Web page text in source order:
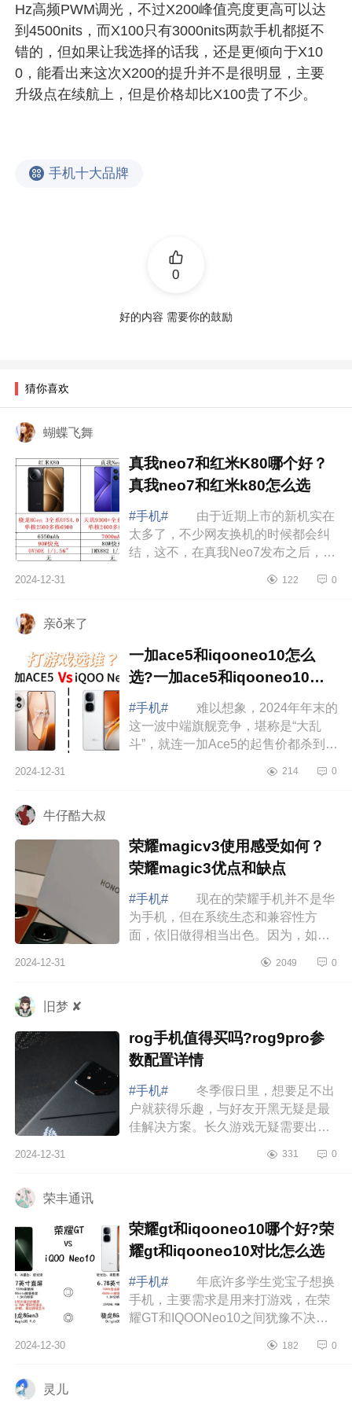
Hz高频PWM调光，不过X200峰值亮度更高可以达
到4500nits，而X100只有3000nits两款手机都挺不
错的，但如果让我选择的话我，还是更倾向于X10
0，能看出来这次X200的提升并不是很明显，主要
升级点在续航上，但是价格却比X100贵了不少。
手机十大品牌
0
好的内容 需要你的鼓励
猜你喜欢
蝴蝶飞舞
真我neo7和红米K80哪个好？
真我neo7和红米k80怎么选
#手机#
由于近期上市的新机实在
太多了，不少网友换机的时候都会纠
结，这不，在真我Neo7发布之后，不
比红米K80便宜了400元，标准版低至
2024-12-31 122 0
亲ǒ来了
一加ace5和iqooneo10怎么
选?一加ace5和iqooneo10对
比哪个好
#手机#
难以想象，2024年年末的
这一波中端旗舰竞争，堪称是“大乱
斗”，就连一加Ace5的起售价都杀到了
样，这个时候，很多网友都开始纠结
2024-12-31 214 0
牛仔酷大叔
荣耀magicv3使用感受如何？
荣耀magic3优点和缺点
#手机#
现在的荣耀手机并不是华
为手机，但在系统生态和兼容性方
面，依旧做得相当出色。因为，如果
荣耀手机也是不错的选择，下面小编
2024-12-31 2049 0
旧梦 ✘
rog手机值得买吗?rog9pro参
数配置详情
#手机#
冬季假日里，想要足不出
户就获得乐趣，与好友开黑无疑是最
佳解决方案。长久游戏无疑需要出色
表现。作为目前开黑装备的独一档选
2024-12-31 331 0
荣丰通讯
荣耀gt和iqooneo10哪个好?荣
耀gt和iqooneo10对比怎么选
#手机#
年底许多学生党宝子想换
手机，主要需求是用来打游戏，在荣
耀GT和IQOONeo10之间犹豫不决，
iqooneo10哪个好?荣耀gt和
2024-12-30 182 0
灵儿